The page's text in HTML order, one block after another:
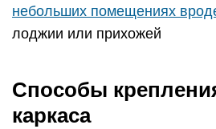
небольших помещениях
лоджии или прихожей
Способы
каркаса